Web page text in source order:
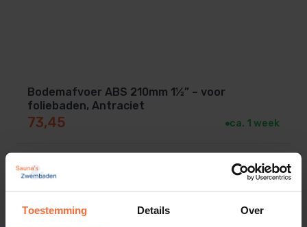
Toestemming Details Over
Bodemafvoer ABS 210mm 1½” – voor
foliebaden, Antraciet
73,45 ca. 1 week